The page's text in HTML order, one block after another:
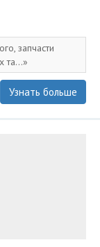
запчасти
та...
Узнать больше